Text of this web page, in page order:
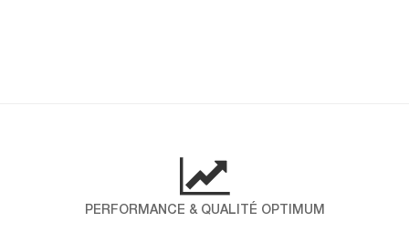
nous avons réalisé une enquête NPS (Net
Promoter Score), un indicateur international qui
évalue la probabilité que nos clients nous
PERFORMANCE & QUALITÉ OPTIMUM